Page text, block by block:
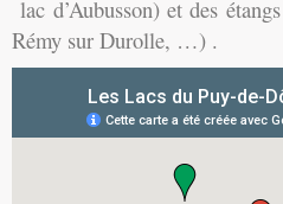
lac d’Aubusson) et des
Rémy sur Durolle, …) .